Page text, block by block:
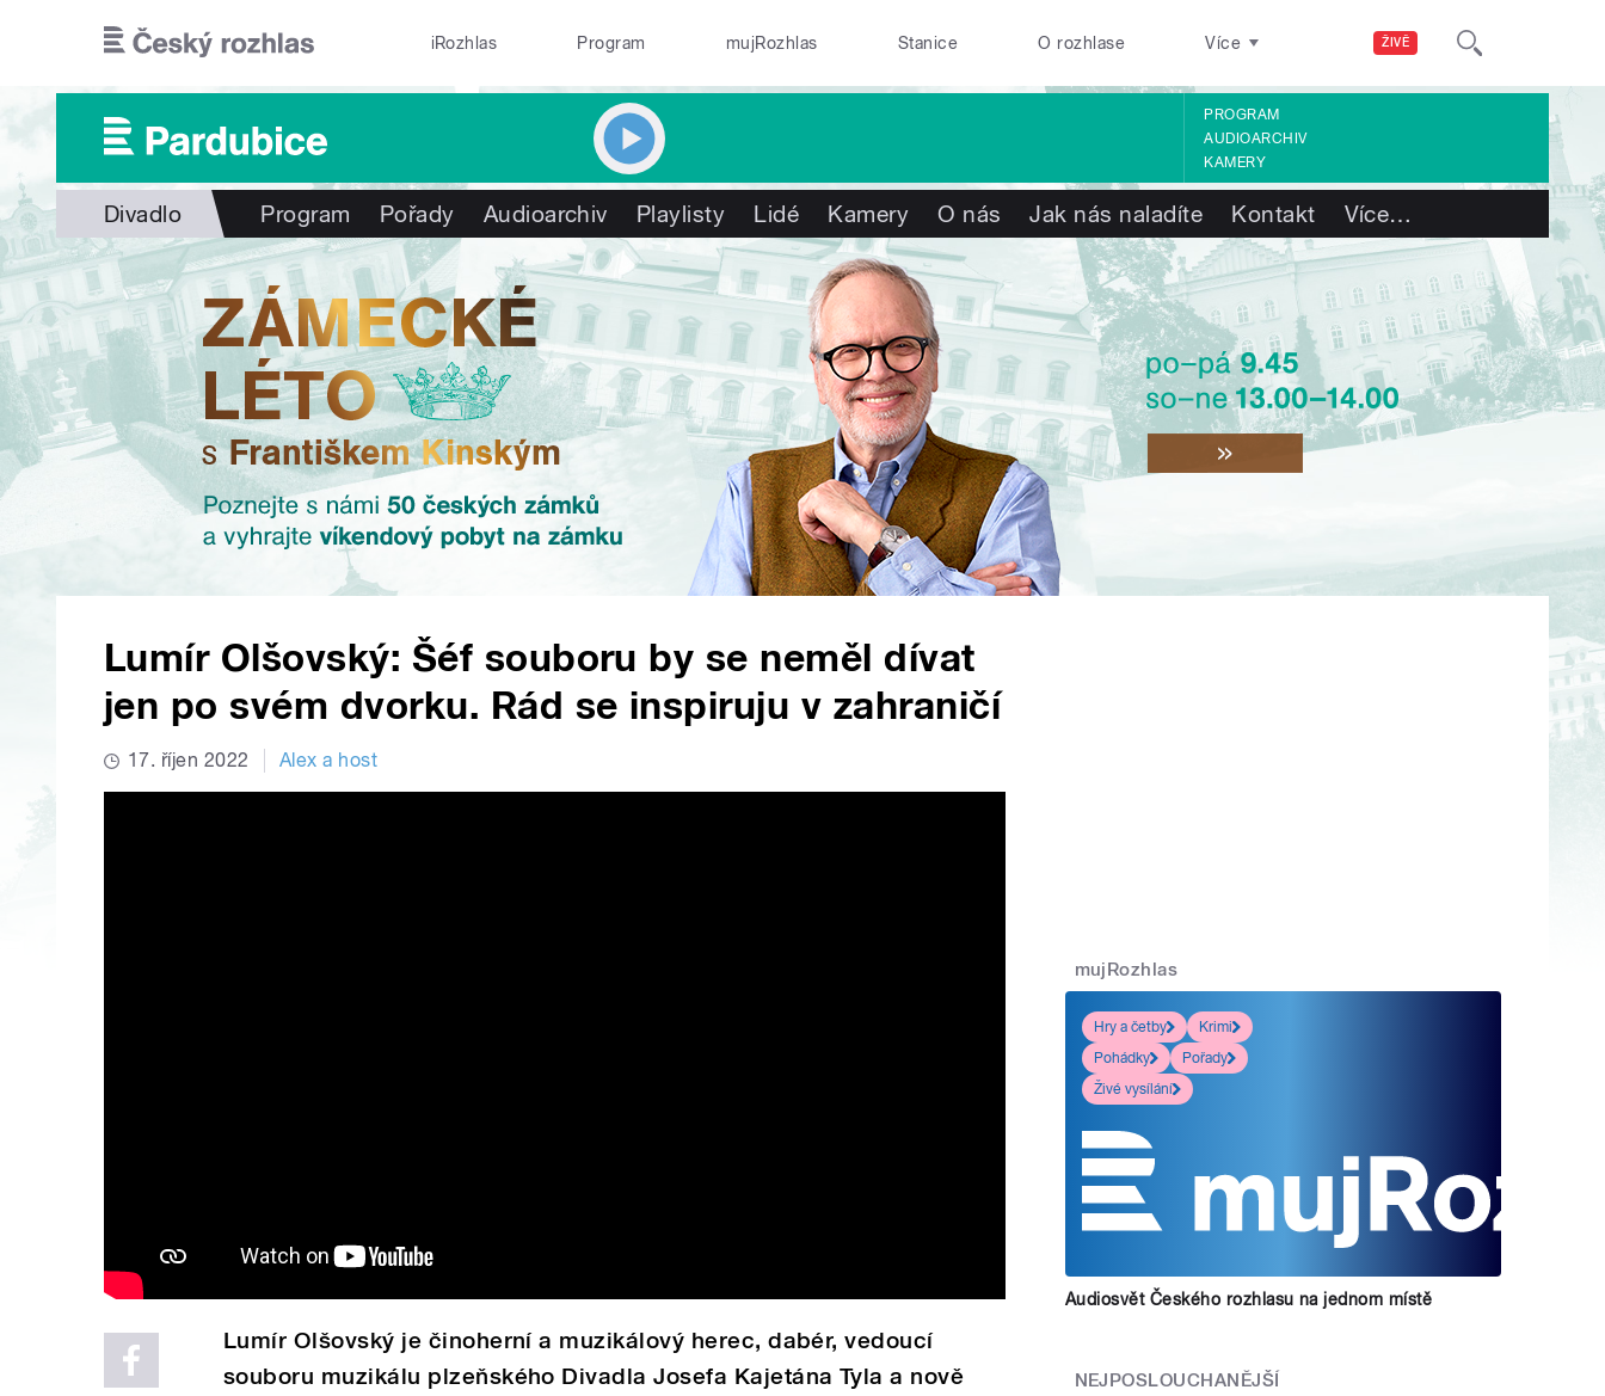
ŽIVĚ
iRozhlas Program mujRozhlas Stanice O rozhlase Více
PROGRAM
AUDIOARCHIV
KAMERY
Divadlo Program Pořady Audioarchiv Playlisty Lidé Kamery O nás Jak nás naladíte Kontakt Více…
Lumír Olšovský: Šéf souboru by se neměl dívat
jen po svém dvorku. Rád se inspiruju v zahraničí
17. říjen 2022 Alex a host
Lumír Olšovský je činoherní a muzikálový herec, dabér, vedoucí
souboru muzikálu plzeňského Divadla Josefa Kajetána Tyla a nově
mujRozhlas
Hry a četby
Krimi
Pohádky
Pořady
Živé vysílání
Audiosvět Českého rozhlasu na jednom místě
NEJPOSLOUCHANĚJŠÍ